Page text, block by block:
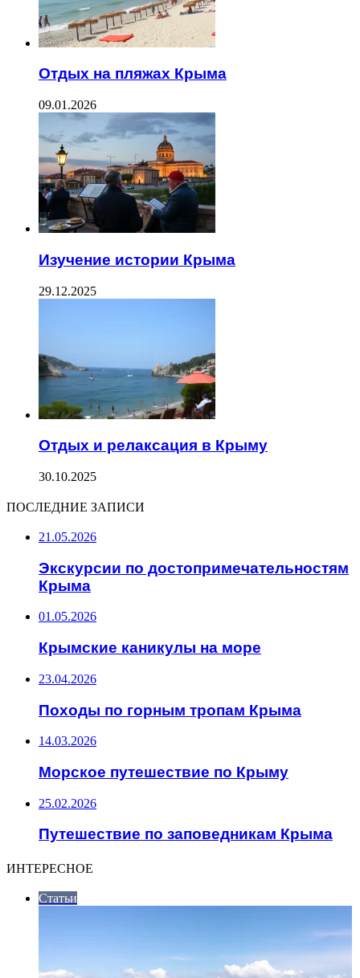
Отдых на пляжах Крыма
09.01.2026
Изучение истории Крыма
29.12.2025
Отдых и релаксация в Крыму
30.10.2025
ПОСЛЕДНИЕ ЗАПИСИ
21.05.2026
Экскурсии по достопримечательностям
Крыма
01.05.2026
Крымские каникулы на море
23.04.2026
Походы по горным тропам Крыма
14.03.2026
Морское путешествие по Крыму
25.02.2026
Путешествие по заповедникам Крыма
ИНТЕРЕСНОЕ
Статьи